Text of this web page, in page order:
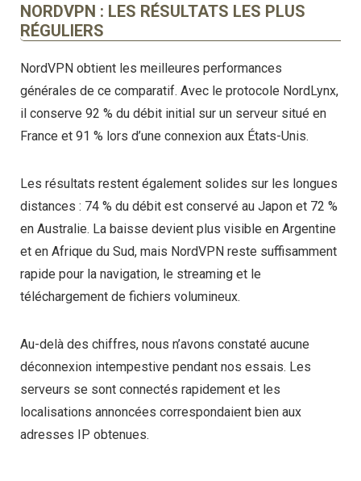
NORDVPN : LES RÉSULTATS LES PLUS
RÉGULIERS
NordVPN obtient les meilleures performances
générales de ce comparatif. Avec le protocole NordLynx,
il conserve 92 % du débit initial sur un serveur situé en
France et 91 % lors d’une connexion aux États-Unis.
Les résultats restent également solides sur les longues
distances : 74 % du débit est conservé au Japon et 72 %
en Australie. La baisse devient plus visible en Argentine
et en Afrique du Sud, mais NordVPN reste suffisamment
rapide pour la navigation, le streaming et le
téléchargement de fichiers volumineux.
Au-delà des chiffres, nous n’avons constaté aucune
déconnexion intempestive pendant nos essais. Les
serveurs se sont connectés rapidement et les
localisations annoncées correspondaient bien aux
adresses IP obtenues.